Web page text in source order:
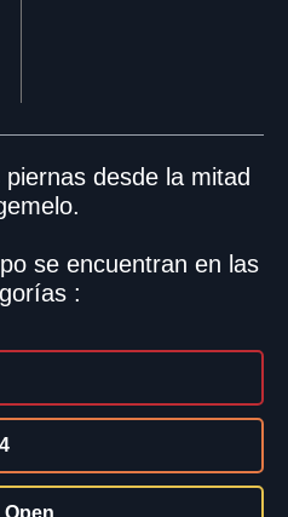
desde la mitad
se encuentran en las
: